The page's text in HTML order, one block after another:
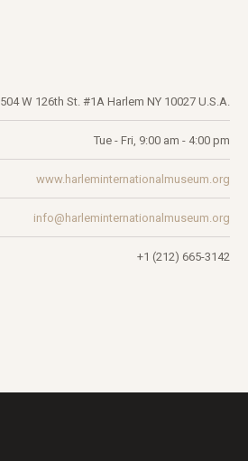
504 W 126th St. #1A Harlem NY 10027 U.S.A.
Tue - Fri, 9:00 am - 4:00 pm
www.harleminternationalmuseum.org
info@harleminternationalmuseum.org
+1 (212) 665-3142